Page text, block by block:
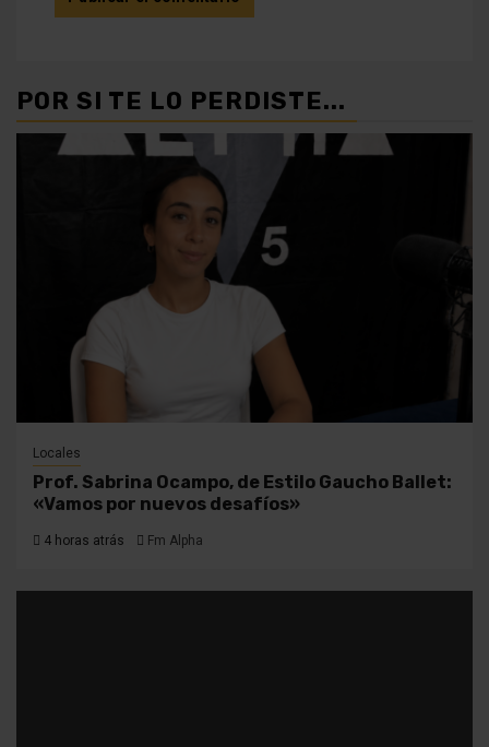
POR SI TE LO PERDISTE...
Locales
Prof. Sabrina Ocampo, de Estilo Gaucho Ballet:
«Vamos por nuevos desafíos»
4 horas atrás Fm Alpha